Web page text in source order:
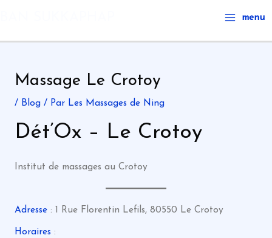
contenu
Main
Menu
menu
Massage Le Crotoy
/ Blog/ Par Les Massages de Ning
Dét’Ox – Le Crotoy
Institut de massages au Crotoy
Adresse: 1 Rue Florentin Lefils, 80550 Le Crotoy
Horaires :